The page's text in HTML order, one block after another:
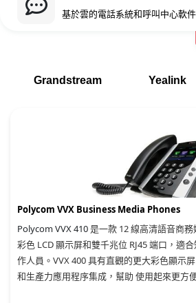
基於雲的電話系統和呼叫中心軟件
Grandstream Yealink
Polycom VVX Business Media Phones
Polycom VVX 410是一款 12 線高清語音商
彩色 LCD 顯示屏和雙千兆位 RJ45 端口，適
作人員。VVX 400 具有直觀的更大彩色顯示
和生產力應用程序集成，幫助 使用起來更方